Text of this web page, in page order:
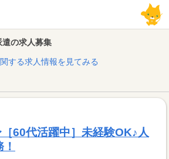
の求人募集
する求人情報を見てみる
60代活躍中］未経験OK♪人